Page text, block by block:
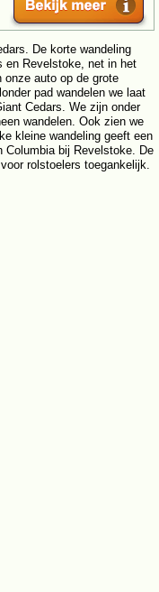
De korte wandeling
en Revelstoke, net in het
onze auto op de grote
pad wandelen we laat
Cedars. We zijn onder
wandelen. Ook zien we
kleine wandeling geeft een
Columbia bij Revelstoke. De
rolstoelers toegankelijk.